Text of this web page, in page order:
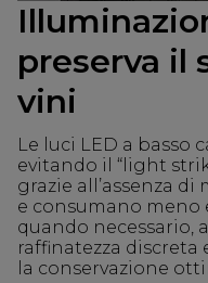
preserva il
vini
Le luci LED a
evitando il “light
grazie all’assenza
e consumano meno
quando necessario,
raffinatezza
la conservazione